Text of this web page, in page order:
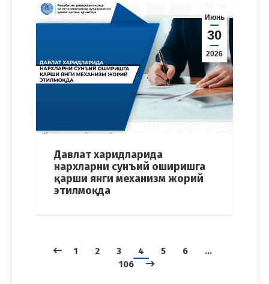
Июнь
30
2026
Давлат харидларида
нархларни сунъий оширишга
қарши янги механизм жорий
этилмоқда
1 2 3 4 5 6
…
106